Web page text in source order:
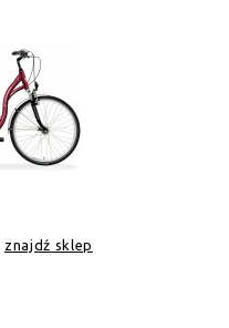
znajdź sklep